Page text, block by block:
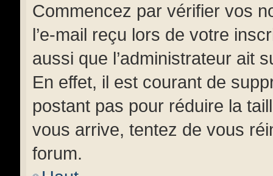
Commencez par vérifier vos
l’e-mail reçu lors de votre
aussi que l’administrateur ait
En effet, il est courant de
postant pas pour réduire la
vous arrive, tentez de vous
forum.